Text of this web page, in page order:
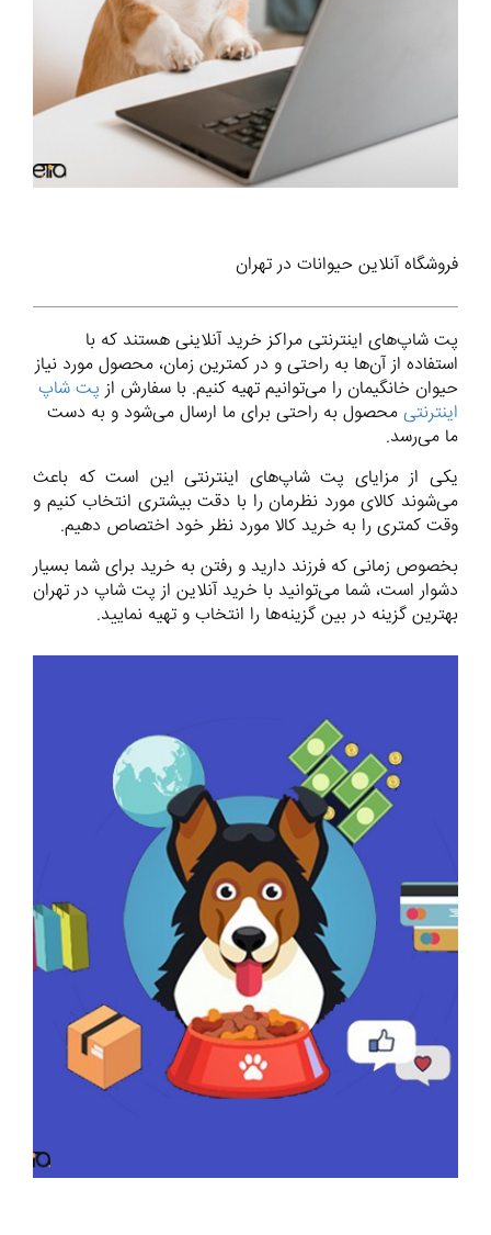
فروشگاه آنلاین حیوانات در تهران
پت شاپ‌های اینترنتی مراکز خرید آنلاینی هستند که با
استفاده از آن‌ها به راحتی و در کمترین زمان، محصول مورد نیاز
حیوان خانگیمان را می‌توانیم تهیه کنیم. با سفارش از پت شاپ‌
اینترنتی محصول به راحتی برای ما ارسال می‌شود و به دست
ما می‌رسد.
یکی از مزایای پت شاپ‌های اینترنتی این است که باعث
می‌شوند کالای مورد نظرمان را با دقت بیشتری انتخاب کنیم و
وقت کمتری را به خرید کالا مورد نظر خود اختصاص دهیم.
بخصوص زمانی که فرزند دارید و رفتن به خرید برای شما بسیار
دشوار است، شما می‌توانید با خرید آنلاین از پت شاپ‌ در تهران
بهترین گزینه در بین گزینه‌ها را انتخاب و تهیه نمایید.